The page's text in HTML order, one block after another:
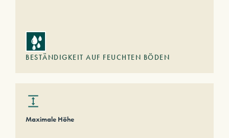
BESTÄNDIGKEIT AUF FEUCHTEN BÖDEN
Maximale Höhe